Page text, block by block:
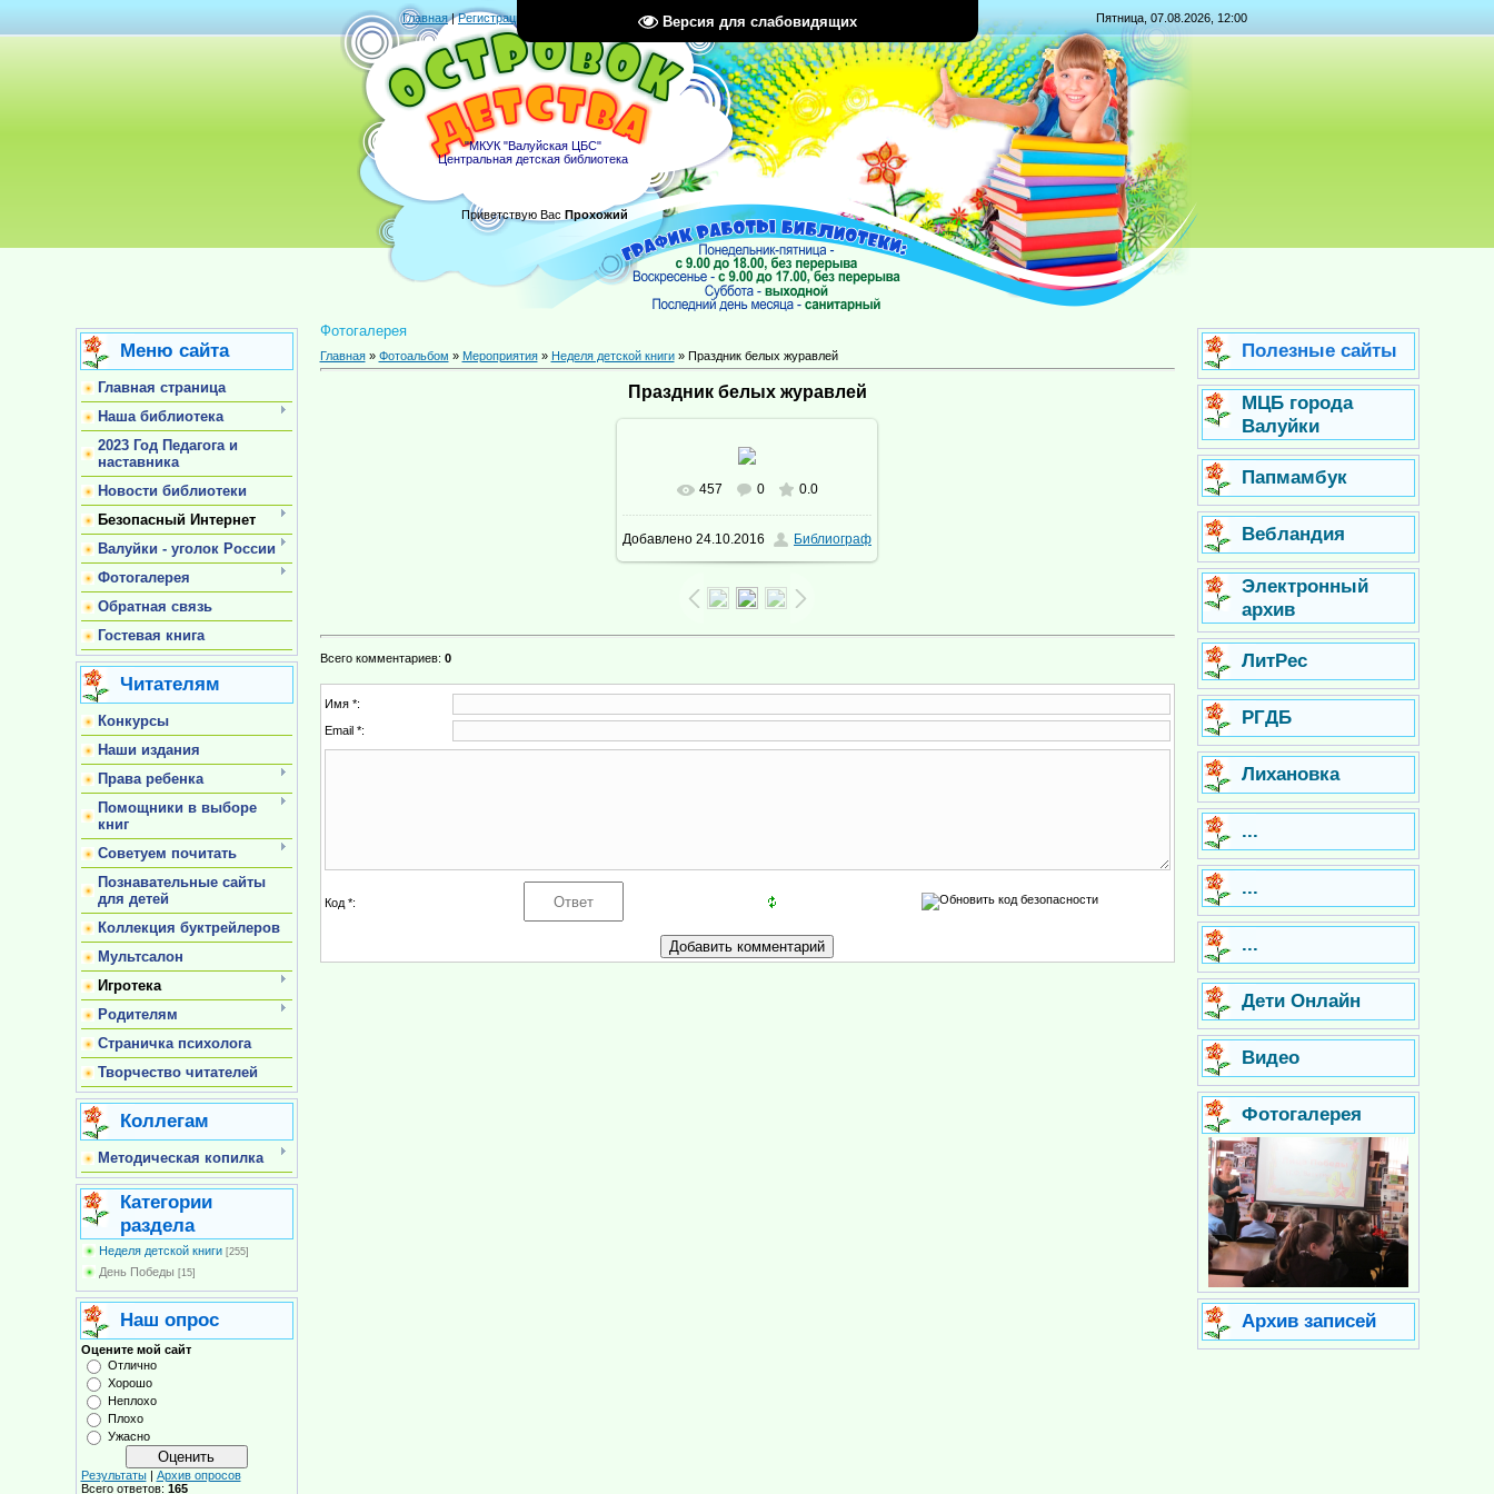
Версия для слабовидящих
Главная|Регистрация Пятница, 07.08.2026, 12:00
"МКУК "Валуйская ЦБС"
Центральная детская библиотека
Приветствую Вас Прохожий
Меню сайта
Главная страница
Наша библиотека
2023 Год Педагога и
наставника
Новости библиотеки
Безопасный Интернет
Валуйки - уголок России
Фотогалерея
Обратная связь
Гостевая книга
Читателям
Конкурсы
Наши издания
Права ребенка
Помощники в выборе
книг
Советуем почитать
Познавательные сайты
для детей
Коллекция буктрейлеров
Мультсалон
Игротека
Родителям
Страничка психолога
Творчество читателей
Коллегам
Методическая копилка
Категории
раздела
Неделя детской книги [255]
День Победы [15]
Наш опрос
Оцените мой сайт
Отлично
Хорошо
Неплохо
Плохо
Ужасно
Результаты| Архив опросов
Всего ответов: 165
Фотогалерея
Главная» Фотоальбом » Мероприятия» Неделя детской книги» Праздник белых журавлей
Праздник белых журавлей
В реальном размере 1024x629
360.9Kb
457 0 0.0
Добавлено 24.10.2016 Библиограф
Всего комментариев: 0
Имя *:
Email *:
Код *:
Полезные сайты
МЦБ города
Валуйки
Папмамбук
Вебландия
Электронный
архив
ЛитРес
РГДБ
Лихановка
...
...
...
Дети Онлайн
Видео
Фотогалерея
Архив записей